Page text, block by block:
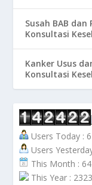
Susah BAB
Konsultasi
Kanker Usus
Konsultasi
Users Today :
Users
This Month :
This Year :